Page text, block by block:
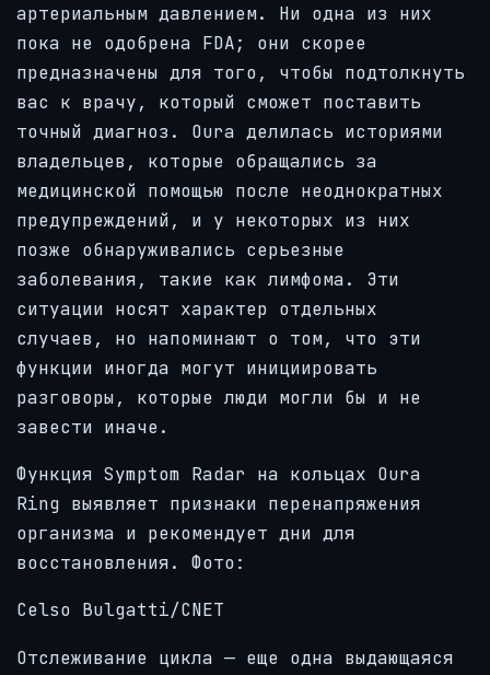
артериальным давлением. Ни одна из них
пока не одобрена FDA; они скорее
предназначены для того, чтобы подтолкнуть
вас к врачу, который сможет поставить
точный диагноз. Oura делилась историями
владельцев, которые обращались за
медицинской помощью после неоднократных
предупреждений, и у некоторых из них
позже обнаруживались серьезные
заболевания, такие как лимфома. Эти
ситуации носят характер отдельных
случаев, но напоминают о том, что эти
функции иногда могут инициировать
разговоры, которые люди могли бы и не
завести иначе.
Функция Symptom Radar на кольцах Oura
Ring выявляет признаки перенапряжения
организма и рекомендует дни для
восстановления. Фото:
Celso Bulgatti/CNET
Отслеживание цикла — еще одна выдающаяся